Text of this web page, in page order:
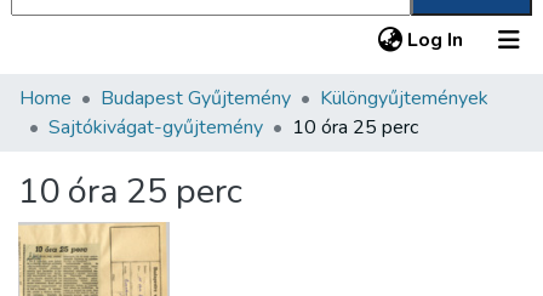
Log In (current)
Communities & Collections
Statistics
About us
Home Budapest Gyűjtemény
Különgyűjtemények
Sajtókivágat-gyűjtemény
10 óra 25 perc
10 óra 25 perc